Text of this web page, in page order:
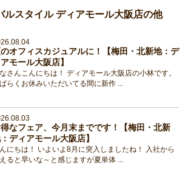
ルスタイル ディアモール大阪店の他
オフィスカジュアルに！【梅田・北新地：デ
モール大阪店】
さんこんにちは！ ディアモール大阪店の小林です。
らくお休みいただいてる間に新作 ...
なフェア、今月末までです！【梅田・北新
ディアモール大阪店】
にちは！ いよいよ8月に突入しましたね！ 入社から
ると早いな～と感じますが夏単体 ...